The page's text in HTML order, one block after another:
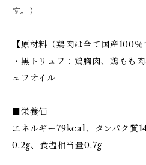
す。）
【原材料（鶏肉は全て国産100％
・黒トリュフ：鶏胸肉、鶏もも
ュフオイル
■栄養価
エネルギー79kcal、タンパク質
0.2g、食塩相当量0.7g